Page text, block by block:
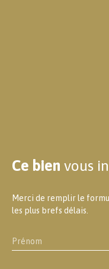
Ce bien vous
Merci de remplir le
les plus brefs délais.
Prénom